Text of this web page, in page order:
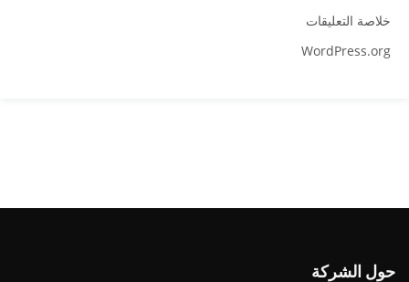
خلاصة التعليقات
WordPress.org
حول الشركة